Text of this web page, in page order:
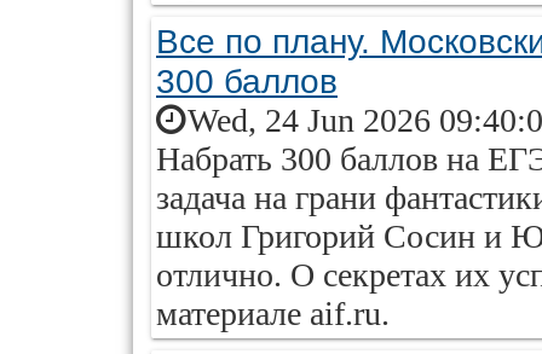
Все по плану.
300 баллов
Wed, 24 Jun 2026
Набрать 300 баллов на
задача на грани
школ Григорий Сосин и
отлично. О секретах их
материале aif.ru.